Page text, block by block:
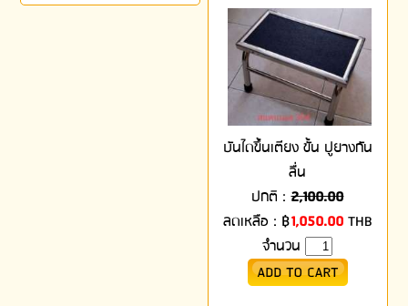
บันไดขึ้นเตียง ขั้น ปูยางกัน
ลื่น
ปกติ :2,100.00
ลดเหลือ : ฿1,050.00 THB
จำนวน